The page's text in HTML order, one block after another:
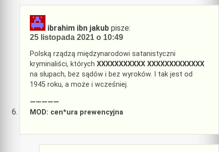
ibrahim ibn jakub pisze:
25 listopada 2021 o 10:49
Polską rządzą międzynarodowi satanistyczni
kryminaliści, których XXXXXXXXXXX XXXXXXXXXXXXX
na słupach, bez sądów i bez wyroków. I tak jest od
1945 roku, a może i wcześniej.
—————
MOD: cen*ura prewencyjna